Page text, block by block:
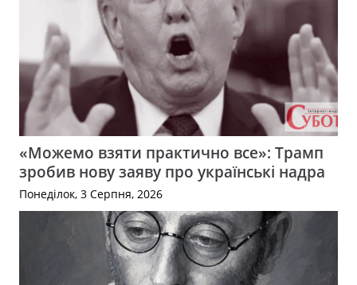
«Можемо взяти практично все»: Трамп
зробив нову заяву про українські надра
Понеділок, 3 Серпня, 2026